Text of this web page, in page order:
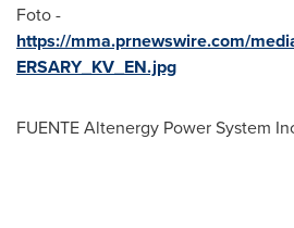
Foto -
https://mma.prnewswire.com/
ERSARY_KV_EN.jpg
FUENTE Altenergy Power System